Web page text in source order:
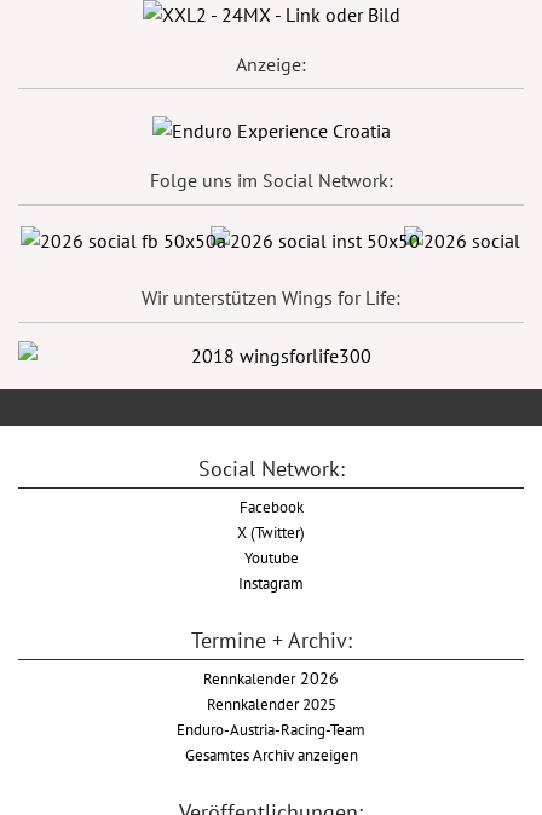
Anzeige:
Folge uns im Social Network:
Wir unterstützen Wings for Life:
Social Network:
Facebook
X (Twitter)
Youtube
Instagram
Termine + Archiv:
Rennkalender2026
Rennkalender 2025
Enduro-Austria-Racing-Team
Gesamtes Archiv anzeigen